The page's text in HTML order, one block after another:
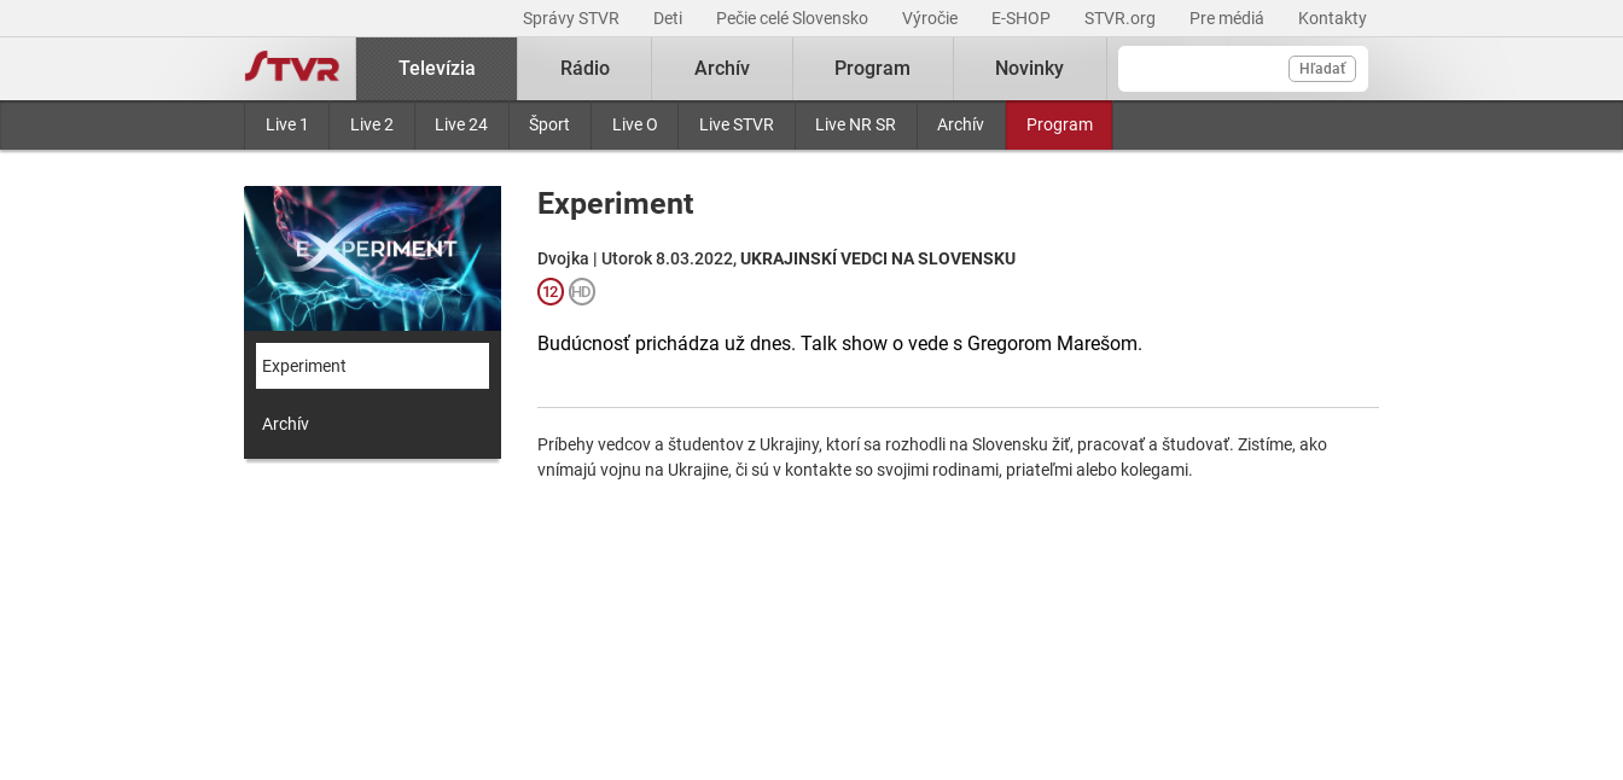
Správy STVR Deti Pečie celé Slovensko Výročie E-SHOP STVR.org Pre médiá Kontakty
Hľadať
Televízia
Live 1 Live 2 Live 24 Šport Live O Live STVR Live NR SR Archív Program
Rádio Archív Program Novinky
Experiment
Archív
Experiment
Dvojka | Utorok 8.03.2022,UKRAJINSKÍ VEDCI NA SLOVENSKU
Budúcnosť prichádza už dnes. Talk show o vede s Gregorom Marešom.
Príbehy vedcov a študentov z Ukrajiny, ktorí sa rozhodli na Slovensku žiť, pracovať a študovať. Zistíme, ako
vnímajú vojnu na Ukrajine, či sú v kontakte so svojimi rodinami, priateľmi alebo kolegami.